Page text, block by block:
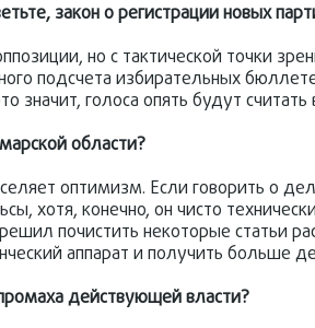
закон о регистрации новых
но с тактической точки
подсчета избирательных
значит, голоса опять будут
области?
оптимизм. Если говорить о
хотя, конечно, он чисто
почистить некоторые статьи
аппарат и получить больше
действующей власти?